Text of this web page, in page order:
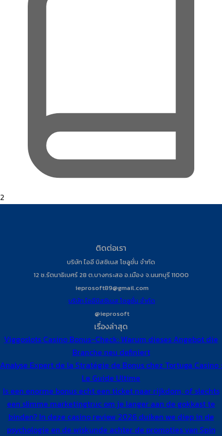
2
ติดต่อเรา
บริษัท ไออี บิสซิเนส โซลูชั่น จำกัด
12 ซ.รัตนาธิเบศร์ 28 ต.บางกระสอ อ.เมือง จ.นนทบุรี 11000
ieprosoft89@gmail.com
บริษัท ไออีบิสซิเนส โซลูชั่น จำกัด
@ieprosoft
เรื่องล่าสุด
Viggoslots Casino Bonus-Check: Warum dieses Angebot die
Branche neu definiert
Analyse Expert de la Stratégie de Bonus chez Tortuga Casino :
Le Guide Ultime
Is een enorme bonus echt een ticket naar rijkdom, of slechts
een slimme marketingtruc om je langer aan de gokkast te
binden? In deze casino review 2026 duiken we diep in de
psychologie en de wiskunde achter de promoties van Spin